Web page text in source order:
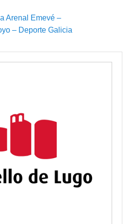
Arenal Emevé –
– Deporte Galicia